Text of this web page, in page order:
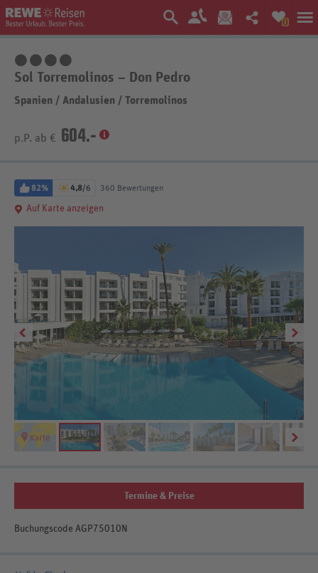
0
Sol Torremolinos – Don Pedro
Spanien / Andalusien / Torremolinos
p.P. ab € 604.-
82% 4,8/6 360 Bewertungen
Auf Karte anzeigen
Termine & Preise
Buchungscode AGP75010N